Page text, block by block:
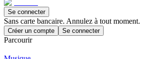
Se connecter
Sans carte bancaire. Annulez à tout moment.
Créer un compte Se connecter
Parcourir